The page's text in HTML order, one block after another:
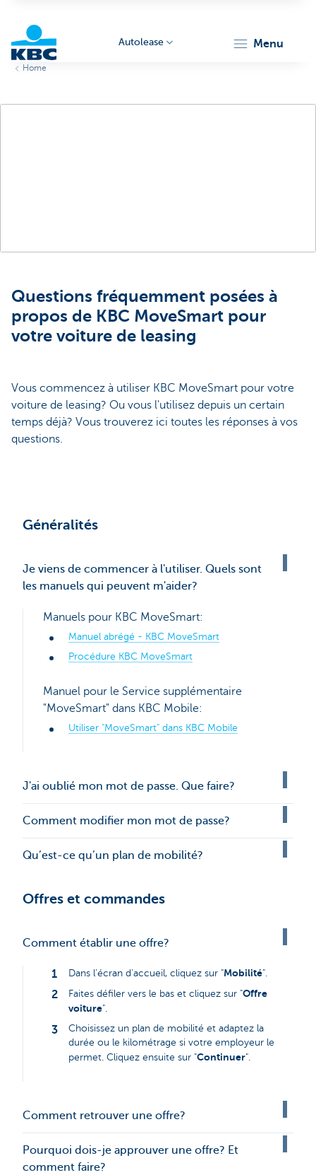
Autolease menu
Home
Questions fréquemment posées à
propos de KBC MoveSmart pour
votre voiture de leasing
Vous commencez à utiliser KBC MoveSmart pour votre
voiture de leasing? Ou vous l'utilisez depuis un certain
temps déjà? Vous trouverez ici toutes les réponses à vos
questions.
Généralités
Je viens de commencer à l'utiliser. Quels sont
les manuels qui peuvent m'aider?
Manuels pour KBC MoveSmart:
Manuel abrégé - KBC MoveSmart
Procédure KBC MoveSmart
Manuel pour le Service supplémentaire
"MoveSmart" dans KBC Mobile:
Utiliser "MoveSmart" dans KBC Mobile
J'ai oublié mon mot de passe. Que faire?
Comment modifier mon mot de passe?
Qu’est-ce qu’un plan de mobilité?
Offres et commandes
Comment établir une offre?
Dans l'écran d'accueil, cliquez sur "Mobilité".
Faites défiler vers le bas et cliquez sur "Offre
voiture".
Choisissez un plan de mobilité et adaptez la
durée ou le kilométrage si votre employeur le
permet. Cliquez ensuite sur "Continuer".
Comment retrouver une offre?
Pourquoi dois-je approuver une offre? Et
comment faire?